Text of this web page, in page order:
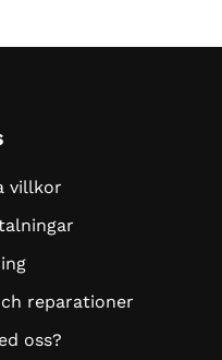
villkor
reparationer
oss?